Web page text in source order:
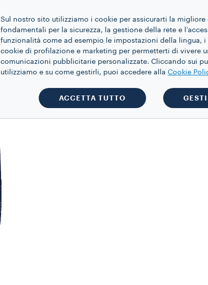
Sul nostro sito utilizziamo i cookie per assicurarti la
fondamentali per la sicurezza, la gestione della rete e
funzionalità come ad esempio le impostazioni della lingua,
cookie di profilazione e marketing per permetterti di vivere
comunicazioni pubblicitarie personalizzate. Cliccando sui
utilizziamo e su come gestirli, puoi accedere alla Cookie
ACCETTA TUTTO